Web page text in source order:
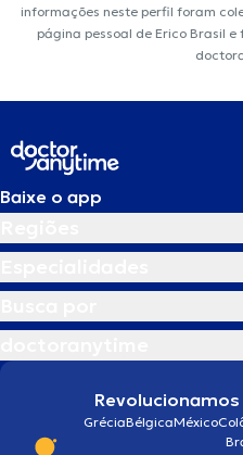
informações neste perfil foram
página pessoal de Erico Brasil
Baixe o app
GréciaBélgicaMéxico